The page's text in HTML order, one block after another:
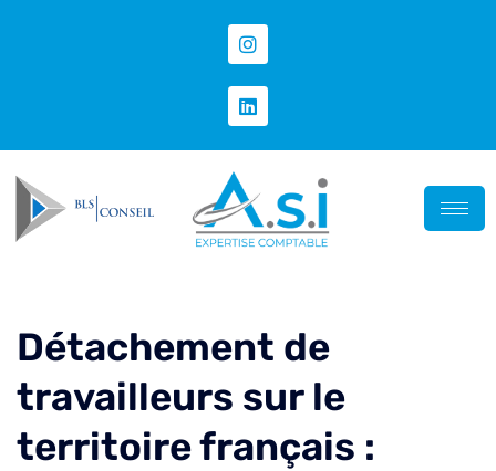
Détachement de
travailleurs sur le
territoire français :